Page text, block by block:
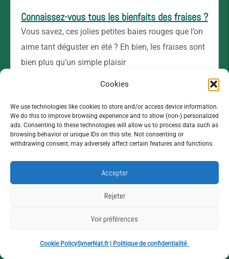
Cookies
We use technologies like cookies to store and/or access device information.
We do this to improve browsing experience and to show (non-) personalized
ads. Consenting to these technologies will allow us to process data such as
browsing behavior or unique IDs on this site. Not consenting or
withdrawing consent, may adversely affect certain features and functions.
Accepter
Rejeter
Voir préférences
Cookie PolicySynerNat.fr | Politique de confidentialité
Connaissez-vous tous les bienfaits des fraises ?
Vous savez, ces jolies petites baies rouges que l’on
aime tant déguster en été ? Eh bien, les fraises sont
bien plus qu’un simple plaisir
Découvrez les bienfaits du citron